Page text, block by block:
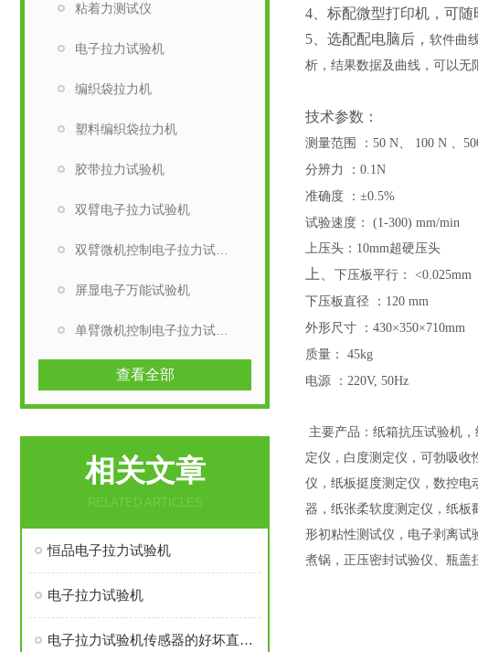
4、标配微型打印机，可
5、选配配电脑后， 软件曲
析，结果数据及曲线，可以无
技术参数：
测量范围 ： 50 N、 100 N 、
分辨力
： 0.1N
准确度
： ±0.5%
试验速度：
(1-300) mm/min
上压头： 10mm超硬压头
上、 下压板平行：
<0.025mm
下压板直径
： 120 mm
外形尺寸
： 430×350×710mm
质量：
45kg
电源
： 220V, 50Hz
主要产品：纸箱抗压试验机
定仪，白度测定仪，可勃吸收
仪，纸板挺度测定仪，数控电
器，纸张柔软度测定仪，纸板
形初粘性测试仪，电子剥离试
煮锅，正压密封试验仪、瓶盖
粘着力测试仪
电子拉力试验机
编织袋拉力机
塑料编织袋拉力机
胶带拉力试验机
双臂电子拉力试验机
屏显电子万能试验机
查看全部
相关文章
RELATED ARTICLES
恒品电子拉力试验机
电子拉力试验机
电子拉力试验机传感器的好坏直接影响测试效果